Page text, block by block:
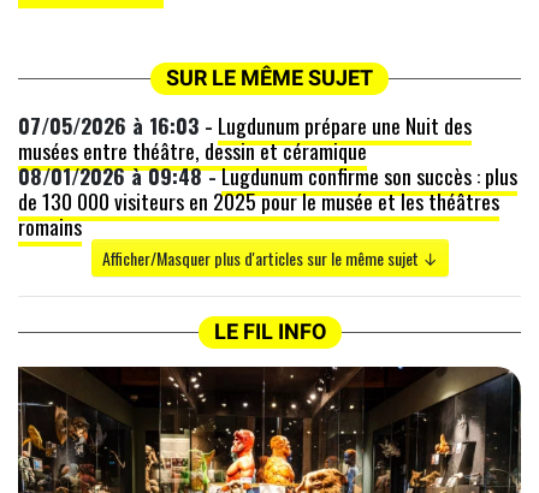
SUR LE MÊME SUJET
07/05/2026 à 16:03 - Lugdunum prépare une Nuit des
musées entre théâtre, dessin et céramique
08/01/2026 à 09:48 -Lugdunum confirme son succès : plus
de 130 000 visiteurs en 2025 pour le musée et les théâtres
romains
Afficher/Masquer plus d'articles sur le même sujet ↓
LE FIL INFO